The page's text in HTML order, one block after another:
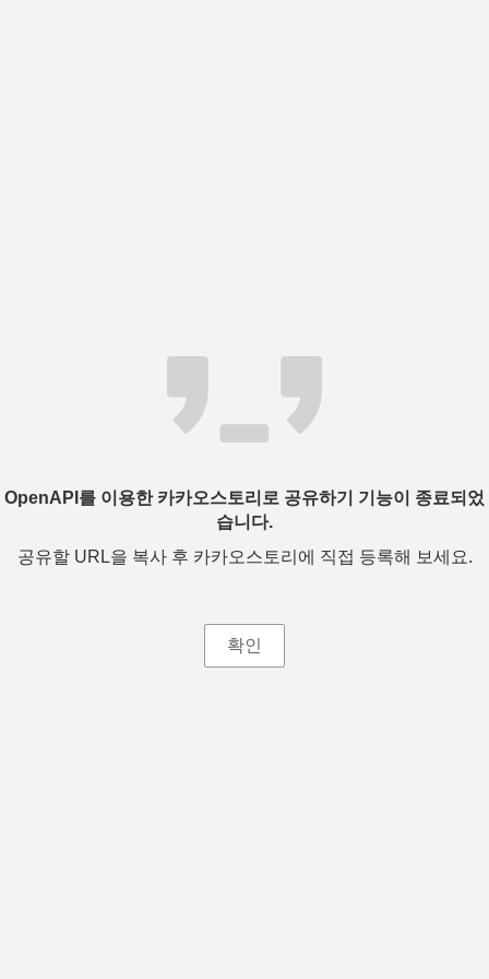
OpenAPI를 이용한 카카오스토리로 공유하기 기능이 종료되었
습니다.
공유할 URL을 복사 후 카카오스토리에 직접 등록해 보세요.
확인